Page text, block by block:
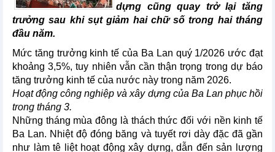
dựng cũng quay trở lại tăng
trưởng sau khi sụt giảm hai chữ số trong hai tháng
đầu năm.
Mức tăng trưởng kinh tế của Ba Lan quý 1/2026 ước đạt
khoảng 3,5%, tuy nhiên vẫn cần thận trọng trong dự báo
tăng trưởng kinh tế của nước này trong năm 2026.
Hoạt động công nghiệp và xây dựng của Ba Lan phục hồi
trong tháng 3.
Những tháng mùa đông là thách thức đối với nền kinh tế
Ba Lan. Nhiệt độ đóng băng và tuyết rơi dày đặc đã gần
như làm tê liệt hoạt động xây dựng, dẫn đến sản lượng